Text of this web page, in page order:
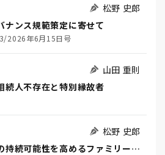
松野 史郎
ナンス規範策定に寄せて
2026年6月15日号
山田 重則
続人不存在と特別縁故者
松野 史郎
ファミリービジネスの持続可能性を高めるファミリーガバナンスと金融機関に期待される役割